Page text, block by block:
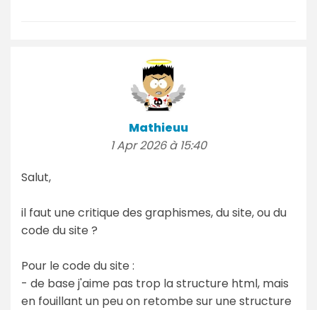
Mathieuu
1 Apr 2026 à 15:40
Salut,
il faut une critique des graphismes, du site, ou du
code du site ?
Pour le code du site :
- de base j'aime pas trop la structure html, mais
en fouillant un peu on retombe sur une structure